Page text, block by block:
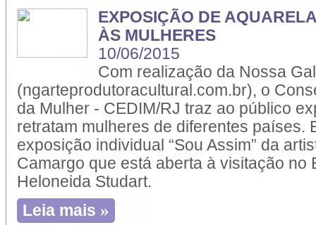
EXPOSIÇÃO DE
ÀS MULHERES
10/06/2015
Com realização da Nossa
(ngarteprodutoracultural.com.br), o
da Mulher - CEDIM/RJ traz ao público
retratam mulheres de diferentes países.
exposição individual “Sou Assim” da
Camargo que está aberta à visitação no
Heloneida Studart.
Leia mais »